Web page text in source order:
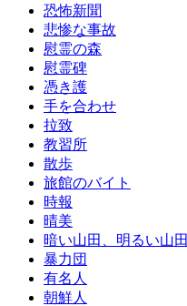
恐怖新聞
悲惨な事故
慰霊の森
慰霊碑
憑き護
手を合わせ
拉致
教習所
散歩
旅館のバイト
時報
晴美
暗い山田、明るい山田
暴力団
有名人
朝鮮人